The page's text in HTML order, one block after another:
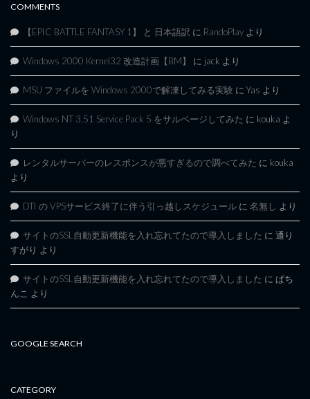
COMMENTS
【EPIC BATTLE FANTASY 1】 と 日本語訳 に RandoPlay より
Windows 2000 Kernel32 改造計画【BM】 に jack より
MSU ファイルを Windows 2000で解凍してみる実験 に Yas より
Windows NT 3.51 Service Pack 5 をサルベージしてみた に kouka よ
り
レンタルサーバーのレスポンスが悪すぎるので調べてみた に kouka
より
DTI の VPSサービス終了に伴う引っ越しスケジュール に 名無し より
サイトのSSL自動更新機能を入れ忘れてたので導入しました に 通り
すがり より
サイトのSSL自動更新機能を入れ忘れてたので導入しました に ぱち
んこ より
GOOGLE SEARCH
CATEGORY